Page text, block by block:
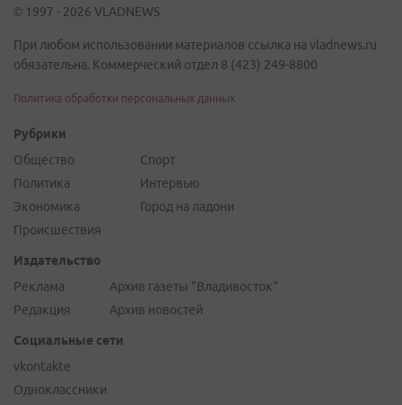
© 1997 - 2026 VLADNEWS
При любом использовании материалов ссылка на vladnews.ru
обязательна. Коммерческий отдел 8 (423) 249-8800
Политика обработки персональных данных
Рубрики
Общество
Политика
Экономика
Происшествия
Спорт
Интервью
Город на ладони
Издательство
Реклама
Редакция
Архив газеты "Владивосток"
Архив новостей
Социальные сети
vkontakte
Одноклассники